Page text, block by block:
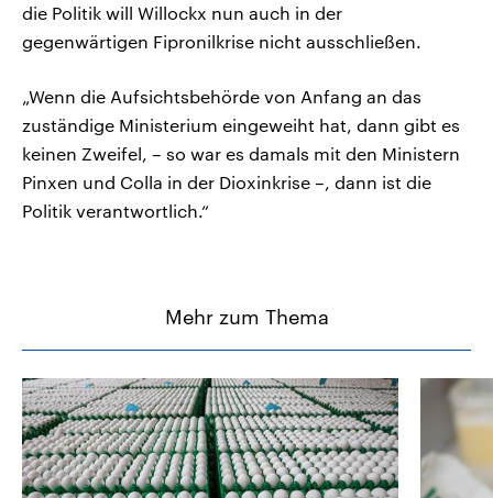
die Politik will Willockx nun auch in der
gegenwärtigen Fipronilkrise nicht ausschließen.
„Wenn die Aufsichtsbehörde von Anfang an das
zuständige Ministerium eingeweiht hat, dann gibt es
keinen Zweifel, – so war es damals mit den Ministern
Pinxen und Colla in der Dioxinkrise –, dann ist die
Politik verantwortlich.“
Mehr zum Thema